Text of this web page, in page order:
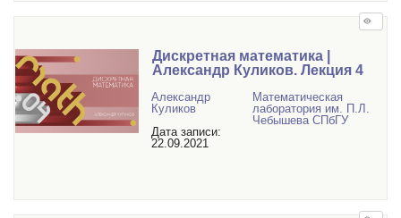
Дискретная математика |
Александр Куликов. Лекция 4
Александр
Куликов
Дата записи:
22.09.2021
Математичеcкая
лаборатория им. П.Л.
Чебышева СПбГУ